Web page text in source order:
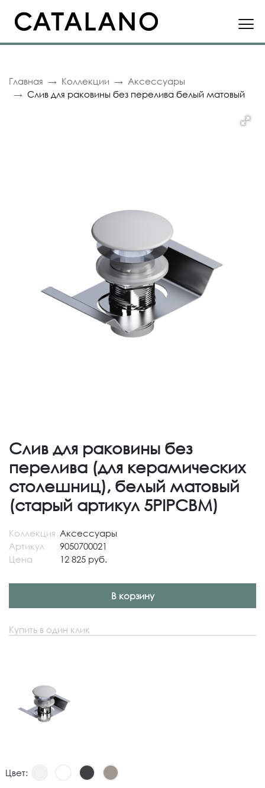
Главная Коллекции
Аксессуары
Слив для раковины без перелива белый матовый
Слив для раковины без
перелива (для керамических
столешниц), белый матовый
(старый артикул 5PIPCBM)
Коллекция Аксессуары
Артикул
9050700021
Цена
12 825 руб.
В корзину
Купить в один клик
Цвет: